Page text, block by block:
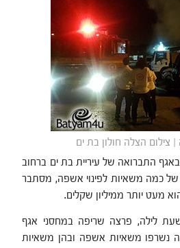
צילום הצלה חולון בת ים
התברואה של עיריית בת ים ברחוב
כמה משאיות לפינוי אשפה, מסתבר
מעט יותר ממיליון שקלים.
השנה, בשעת לילה, פרצה שריפה במחסני אגף
נשרפו משאיות אשפה ובהן משאיות